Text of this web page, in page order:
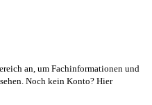
an, um Fachinformationen und
Noch kein Konto? Hier